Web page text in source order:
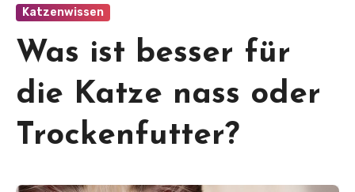
Katzenwissen
Was ist besser für
die Katze nass oder
Trockenfutter?